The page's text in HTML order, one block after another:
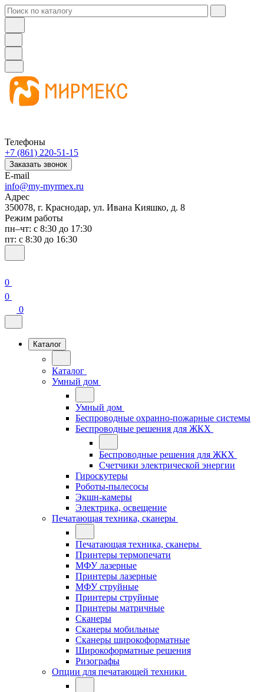
Телефоны
+7 (861) 220-51-15
Заказать звонок
E-mail
info@my-myrmex.ru
Адрес
350078, г. Краснодар, ул. Ивана Кияшко, д. 8
Режим работы
пн–чт: с 8:30 до 17:30
пт: с 8:30 до 16:30
0
0
0
Каталог
Каталог
Умный дом
Умный дом
Беспроводные охранно-пожарные системы
Беспроводные решения для ЖКХ
Беспроводные решения для ЖКХ
Счетчики электрической энергии
Гироскутеры
Роботы-пылесосы
Экшн-камеры
Электрика, освещение
Печатающая техника, сканеры
Печатающая техника, сканеры
Принтеры термопечати
МФУ лазерные
Принтеры лазерные
МФУ струйные
Принтеры струйные
Принтеры матричные
Сканеры
Сканеры мобильные
Сканеры широкоформатные
Широкоформатные решения
Ризографы
Опции для печатающей техники